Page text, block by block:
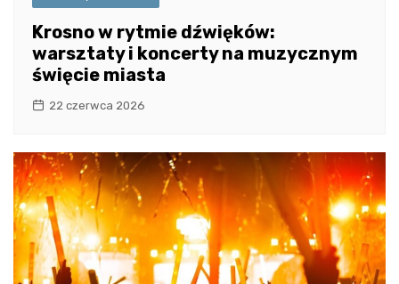
Krosno w rytmie dźwięków:
warsztaty i koncerty na muzycznym
święcie miasta
22 czerwca 2026